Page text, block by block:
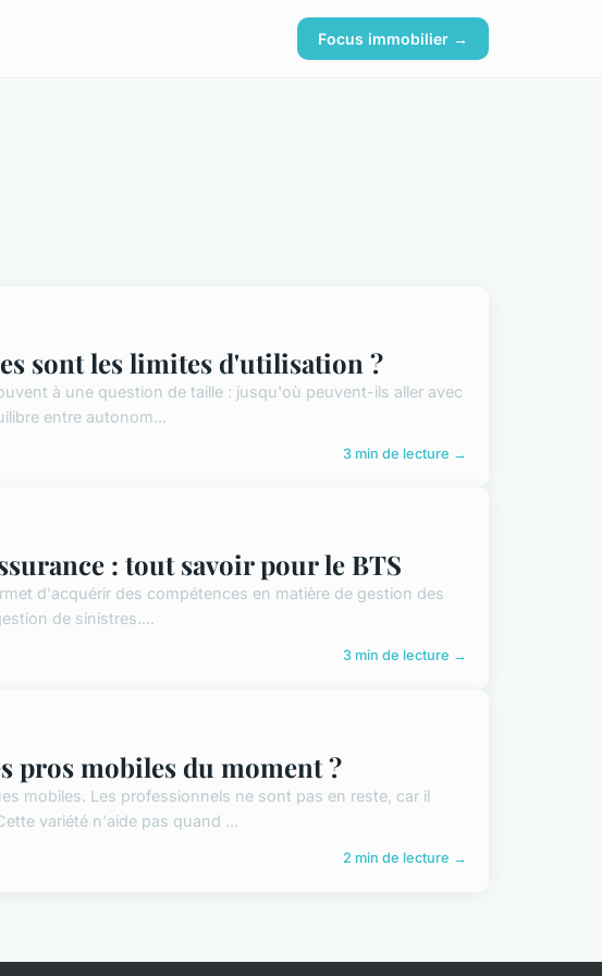
Focus immobilier →
sont les limites d'utilisation ?
à une question de taille : jusqu'où peuvent-ils aller avec
entre autonom...
3 min de lecture →
: tout savoir pour le BTS
d'acquérir des compétences en matière de gestion des
de sinistres....
3 min de lecture →
pros mobiles du moment ?
mobiles. Les professionnels ne sont pas en reste, car il
variété n'aide pas quand ...
2 min de lecture →